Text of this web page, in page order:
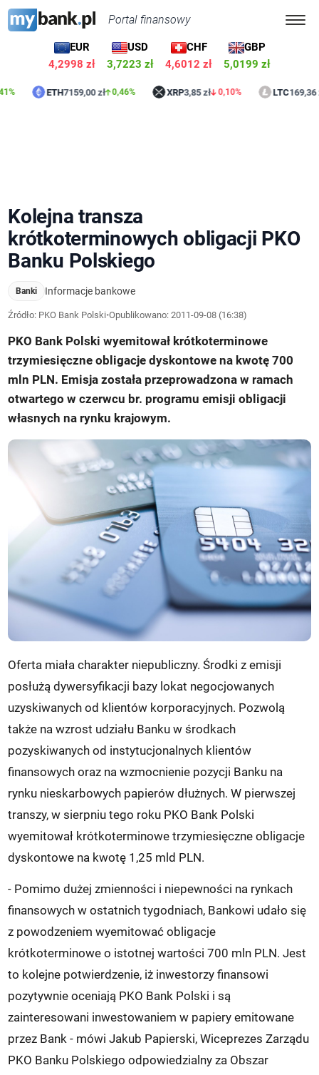
Portal finansowy
EUR
4,2998 zł
USD
3,7223 zł
CHF
4,6012 zł
GBP
5,0199 zł
ETH7159,00 zł 0,46% XRP3,85 zł 0,10% 169,36 zł
Kolejna transza
krótkoterminowych obligacji PKO
Banku Polskiego
Banki Informacje bankowe
Źródło: PKO Bank Polski•Opublikowano:2011-09-08 (16:38)
PKO Bank Polski wyemitował krótkoterminowe
trzymiesięczne obligacje dyskontowe na kwotę 700
mln PLN. Emisja została przeprowadzona w ramach
otwartego w czerwcu br. programu emisji obligacji
własnych na rynku krajowym.
Oferta miała charakter niepubliczny. Środki z emisji
posłużą dywersyfikacji bazy lokat negocjowanych
uzyskiwanych od klientów korporacyjnych. Pozwolą
także na wzrost udziału Banku w środkach
pozyskiwanych od instytucjonalnych klientów
finansowych oraz na wzmocnienie pozycji Banku na
rynku nieskarbowych papierów dłużnych. W pierwszej
transzy, w sierpniu tego roku PKO Bank Polski
wyemitował krótkoterminowe trzymiesięczne obligacje
dyskontowe na kwotę 1,25 mld PLN.
- Pomimo dużej zmienności i niepewności na rynkach
finansowych w ostatnich tygodniach, Bankowi udało się
z powodzeniem wyemitować obligacje
krótkoterminowe o istotnej wartości 700 mln PLN. Jest
to kolejne potwierdzenie, iż inwestorzy finansowi
pozytywnie oceniają PKO Bank Polski i są
zainteresowani inwestowaniem w papiery emitowane
przez Bank - mówi Jakub Papierski, Wiceprezes Zarządu
PKO Banku Polskiego odpowiedzialny za Obszar